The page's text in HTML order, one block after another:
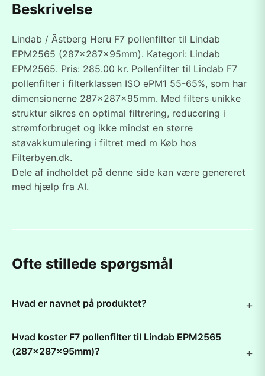
Beskrivelse
Lindab / Ãstberg Heru F7 pollenfilter til Lindab
EPM2565 (287x287x95mm). Kategori: Lindab
EPM2565. Pris: 285.00 kr. Pollenfilter til Lindab F7
pollenfilter i filterklassen ISO ePM1 55-65%, som har
dimensionerne 287x287x95mm. Med filters unikke
struktur sikres en optimal filtrering, reducering i
strømforbruget og ikke mindst en større
støvakkumulering i filtret med m Køb hos
Filterbyen.dk.
Dele af indholdet på denne side kan være genereret
med hjælp fra AI.
Ofte stillede spørgsmål
Hvad er navnet på produktet?
Hvad koster F7 pollenfilter til Lindab EPM2565
(287x287x95mm)?